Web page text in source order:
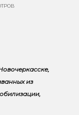
из